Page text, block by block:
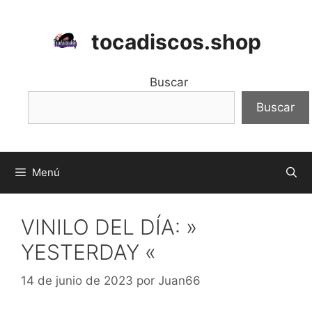
contenido
tocadiscos.shop
Buscar
Buscar
Menú
VINILO DEL DÍA: »
YESTERDAY «
14 de junio de 2023 por Juan66